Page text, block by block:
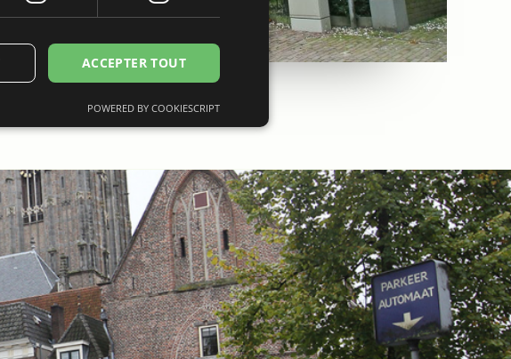
ACCEPTER TOUT
telles que la connexion des utilisateurs et
strictement nécessaires.
toestemming van gasten op te slaan voor
voor niet-essentiële doeleinden
om de toestemming van de
voor hun interactie met de site op
gegevens over de toestemming van de
tot verschillende privacybeleid en
POWERED BY COOKIESCRIPT